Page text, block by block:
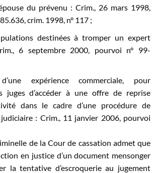
du prévenu : Crim., 26 mars 1998,
crim. 1998, n° 117 ;
destinées à tromper un expert
6 septembre 2000, pourvoi n° 99-
expérience commerciale, pour
juges d’accéder à une offre de reprise
dans le cadre d’une procédure de
: Crim., 11 janvier 2006, pourvoi
de la Cour de cassation admet que
en justice d’un document mensonger
la tentative d’escroquerie au jugement